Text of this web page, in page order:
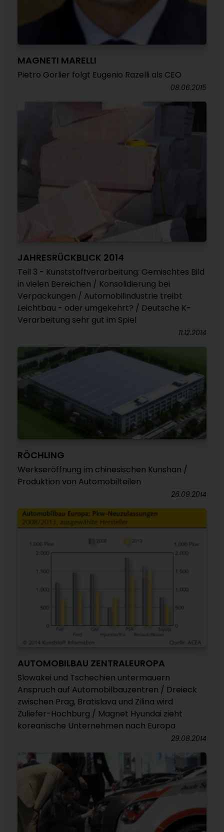
MAGNETI MARELLI
Pietro Gorlier folgt Eugenio Razelli als CEO
08.06.2015
JAHRESRÜCKBLICK 2014
Teil 3 - Kunststoffverarbeitung: Gemischtes Bild
in vielen Bereichen / Konsolidierung bei
Verpackungen / Automobilindustrie treibt
Leichtbau - oder umgekehrt? / Deutsche K-
Verarbeitung sehr gut im Spiel
11.12.2014
RÖCHLING
Werkseröffnung im chinesischen Kunshan /
Produktion von Automobilteilen
26.09.2014
AUTOMOBILBAU ZENTRALEUROPA
Slowakei und Tschechien untermauern
Anspruch auf Automobilbauzentren / Dreieck
zwischen Prag, Bratislava und Zilina wird
Zuliefer-Hochburg / Magnet Hyundai zieht
koreanische Unternehmen nach Europa
29.08.2014